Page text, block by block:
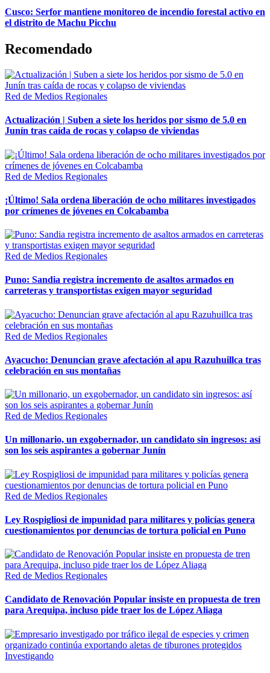
Cusco: Serfor mantiene monitoreo de incendio forestal activo en
el distrito de Machu Picchu
Recomendado
Red de Medios Regionales
Actualización | Suben a siete los heridos por sismo de 5.0 en
Junín tras caída de rocas y colapso de viviendas
Red de Medios Regionales
¡Último! Sala ordena liberación de ocho militares investigados
por crímenes de jóvenes en Colcabamba
Red de Medios Regionales
Puno: Sandia registra incremento de asaltos armados en
carreteras y transportistas exigen mayor seguridad
Red de Medios Regionales
Ayacucho: Denuncian grave afectación al apu Razuhuillca tras
celebración en sus montañas
Red de Medios Regionales
Un millonario, un exgobernador, un candidato sin ingresos: así
son los seis aspirantes a gobernar Junín
Red de Medios Regionales
Ley Rospigliosi de impunidad para militares y policías genera
cuestionamientos por denuncias de tortura policial en Puno
Red de Medios Regionales
Candidato de Renovación Popular insiste en propuesta de tren
para Arequipa, incluso pide traer los de López Aliaga
Investigando